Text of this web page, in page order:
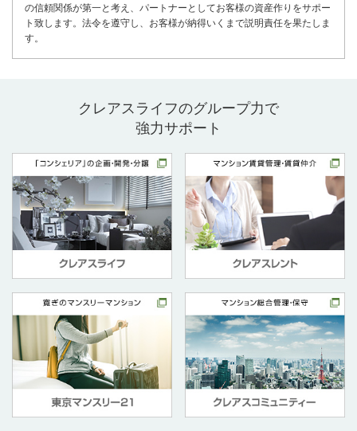
の信頼関係が第一と考え、パートナーとしてお客様の資産作りをサポー
ト致します。法令を遵守し、お客様が納得いくまで説明責任を果たしま
す。
クレアスライフのグループ力で
強力サポート